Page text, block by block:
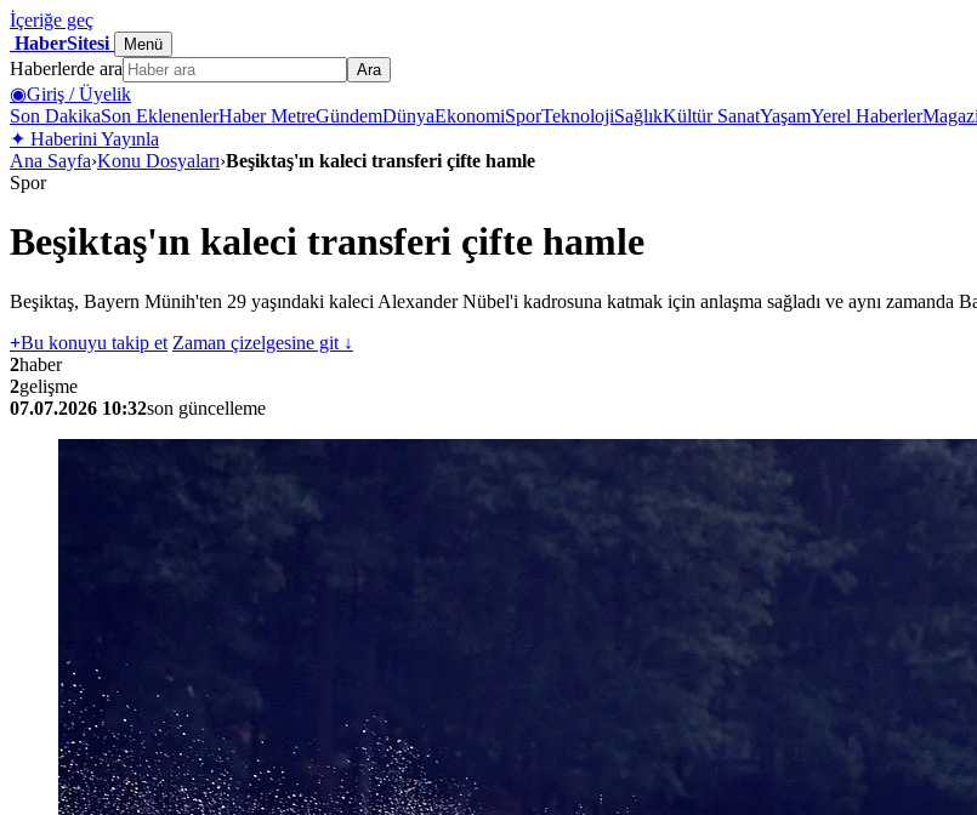
İçeriğe geç
HaberSitesi
Menü
Haberlerde ara Ara
◉Giriş / Üyelik
Son DakikaSon EklenenlerHaber MetreGündemDünyaEkonomiSporTeknolojiSağlıkKültür SanatYaşamYerel Haberler
✦ Haberini Yayınla
Ana Sayfa›Konu Dosyaları›Beşiktaş'ın kaleci transferi çifte hamle
Spor
Beşiktaş'ın kaleci transferi çifte hamle
Beşiktaş, Bayern Münih'ten 29 yaşındaki kaleci Alexander Nübel'i kadrosuna katmak için anlaşma sağladı ve aynı zamanda
+Bu konuyu takip et Zaman çizelgesine git ↓
2haber
2gelişme
07.07.2026 10:32son güncelleme